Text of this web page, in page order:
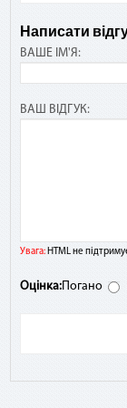
Написати
ВАШЕ ІМ'Я:
ВАШ ВІДГУК:
Увага:HTML не
Оцінка:Погано